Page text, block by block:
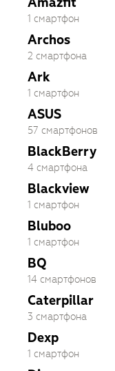
1 смартфон
Archos
2 смартфона
Ark
1 смартфон
ASUS
57 смартфонов
BlackBerry
4 смартфона
Blackview
1 смартфон
Bluboo
1 смартфон
BQ
14 смартфонов
Caterpillar
3 смартфона
Dexp
1 смартфон